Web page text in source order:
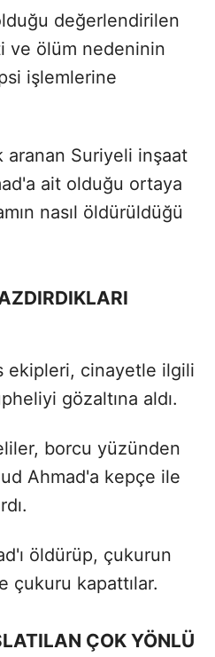
değerlendirilen
ve ölüm nedeninin
işlemlerine
aranan Suriyeli inşaat
ait olduğu ortaya
nasıl öldürüldüğü
ekipleri, cinayetle ilgili
gözaltına aldı.
borcu yüzünden
Ahmad'a kepçe ile
öldürüp, çukurun
çukuru kapattılar.
ÇOK YÖNLÜ